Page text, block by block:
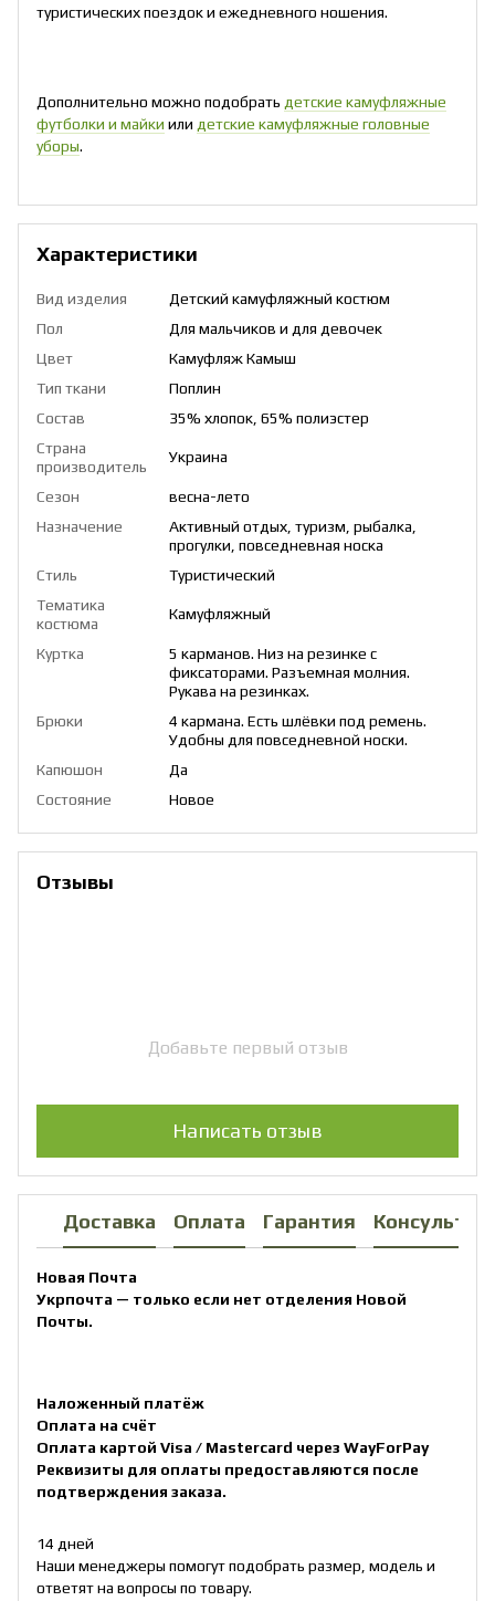
туристических поездок и ежедневного ношения.
Дополнительно можно подобрать детские камуфляжные
футболки и майки или детские камуфляжные головные
уборы.
Характеристики
Вид изделия
Детский камуфляжный костюм
Пол
Для мальчиков и для девочек
Цвет
Камуфляж Камыш
Тип ткани
Поплин
Состав
35% хлопок, 65% полиэстер
Страна
производитель
Украина
Сезон
весна-лето
Назначение
Активный отдых, туризм, рыбалка,
прогулки, повседневная носка
Стиль
Туристический
Тематика
костюма
Камуфляжный
Куртка
5 карманов. Низ на резинке с
фиксаторами. Разъемная молния.
Рукава на резинках.
Брюки
4 кармана. Есть шлёвки под ремень.
Удобны для повседневной носки.
Капюшон
Да
Состояние
Новое
Отзывы
Добавьте первый отзыв
Написать отзыв
Доставка Оплата Гарантия
Новая Почта
Укрпочта — только если нет отделения Новой
Почты.
Наложенный платёж
Оплата на счёт
Оплата картой Visa / Mastercard через WayForPay
Реквизиты для оплаты предоставляются после
подтверждения заказа.
14 дней
Наши менеджеры помогут подобрать размер, модель и
ответят на вопросы по товару.